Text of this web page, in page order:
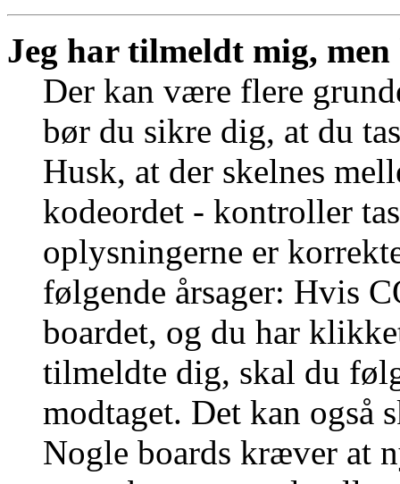
Jeg har tilmeldt mig,
Der kan være flere
bør du sikre dig, at du
Husk, at der skelnes
kodeordet - kontroller
oplysningerne er
følgende årsager: Hvis
boardet, og du har
tilmeldte dig, skal du
modtaget. Det kan også
Nogle boards kræver at